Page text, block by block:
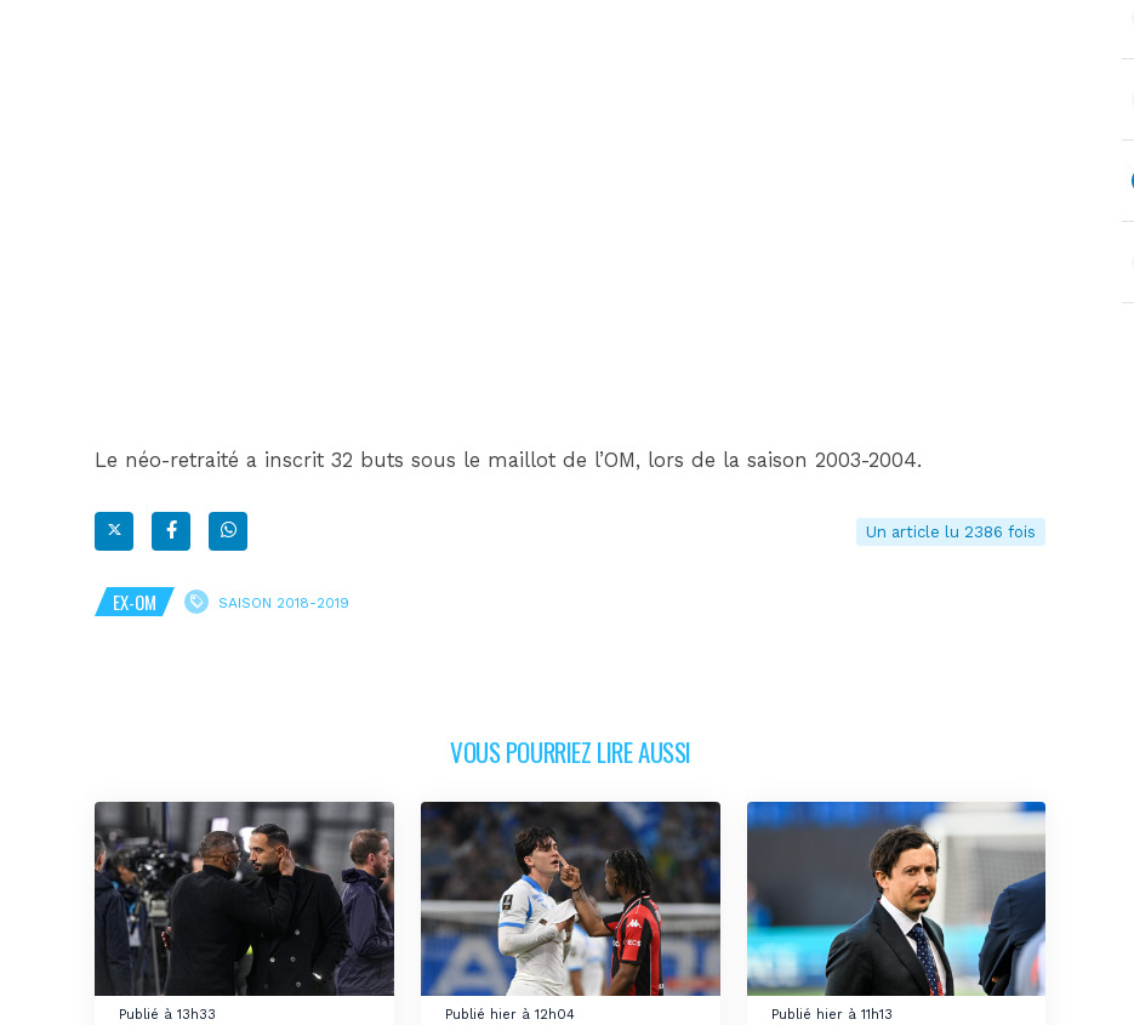
Le néo-retraité a inscrit 32 buts sous le maillot de l’OM, lors de la saison 2003-2004.
Un article lu 2386 fois
EX-OM SAISON 2018-2019
VOUS POURRIEZ LIRE AUSSI
Publié à 13h33 Publié hier à 12h04 Publié hier à 11h13